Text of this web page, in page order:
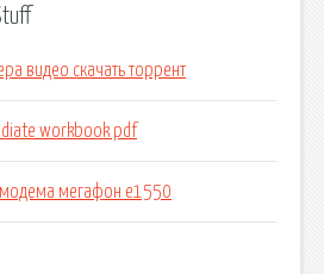
видео скачать торрент
workbook pdf
модема мегафон е1550